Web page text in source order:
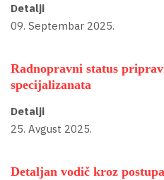
Detalji
09. Septembar 2025.
Radnopravni status
specijalizanata
Detalji
25. Avgust 2025.
Detaljan vodič kroz